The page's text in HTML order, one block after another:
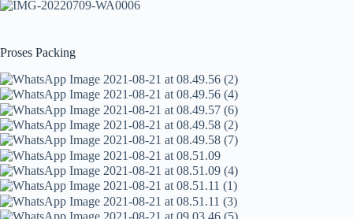
Proses Packing